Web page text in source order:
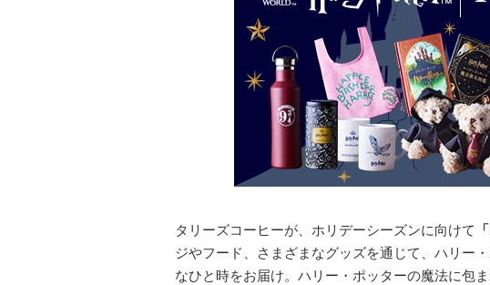
タリーズコーヒーが、ホリデーシーズンに向けて
ジやフード、さまざまなグッズを通じて、ハリー
なひと時をお届け。ハリー・ポッターの魔法に包